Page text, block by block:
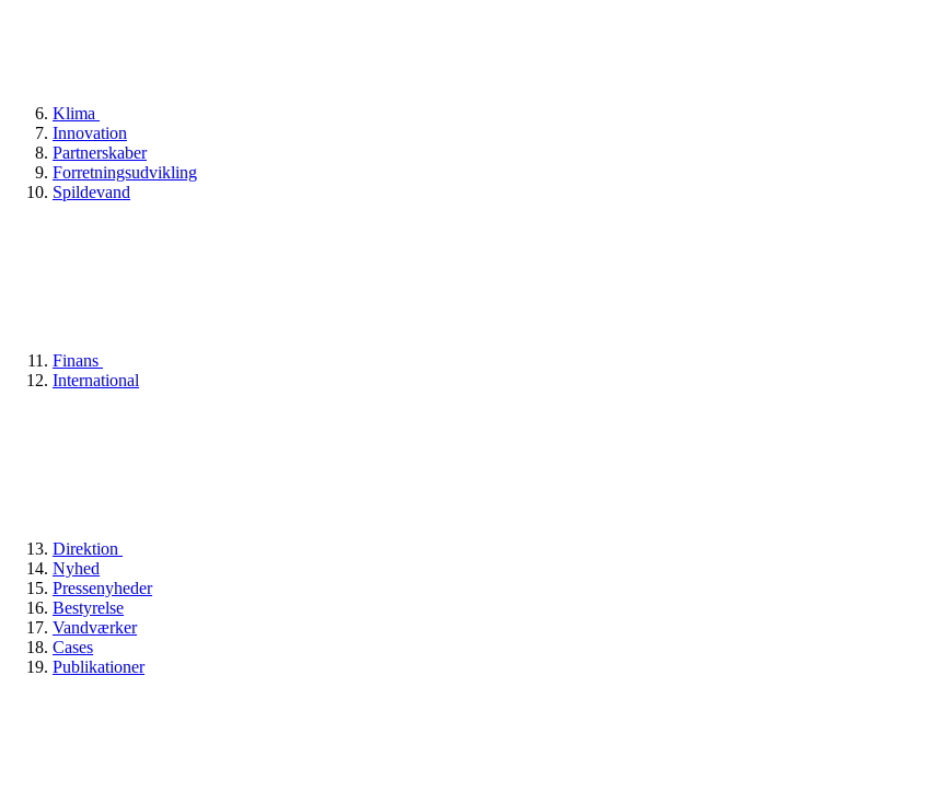
Klima
Innovation
Partnerskaber
Forretningsudvikling
Spildevand
Finans
International
Direktion
Nyhed
Pressenyheder
Bestyrelse
Vandværker
Cases
Publikationer